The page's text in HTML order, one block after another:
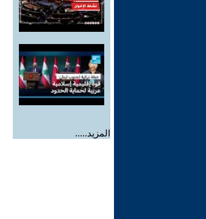
المزيد.....